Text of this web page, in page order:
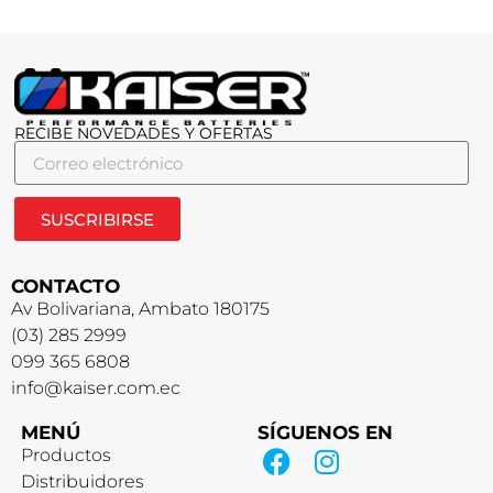
RECIBE NOVEDADES Y OFERTAS
SUSCRIBIRSE
CONTACTO
Av Bolivariana, Ambato 180175
(03) 285 2999
099 365 6808
info@kaiser.com.ec
MENÚ
Productos
Distribuidores
SÍGUENOS EN